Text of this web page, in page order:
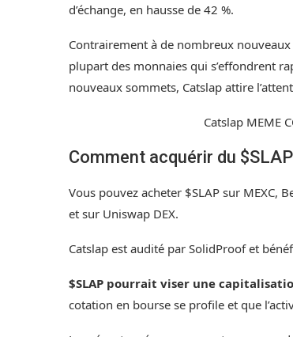
d’échange, en hausse de 42 %.
Contrairement à de nombreux nouveaux
plupart des monnaies qui s’effondrent
nouveaux sommets, Catslap attire
Catslap MEME
Comment acquérir du $SLAP
Vous pouvez acheter $SLAP sur MEXC,
et sur Uniswap DEX.
Catslap est audité par SolidProofet
$SLAP pourrait viser une
cotation en bourse se profile et que